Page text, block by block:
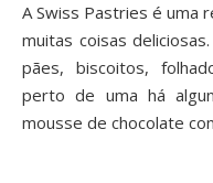
ASwiss Pastries é uma
muitas coisas
pães, biscoitos,
perto de uma há
mousse de chocolate